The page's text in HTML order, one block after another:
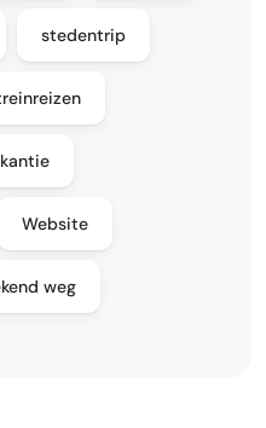
stedentrip
Website
weg